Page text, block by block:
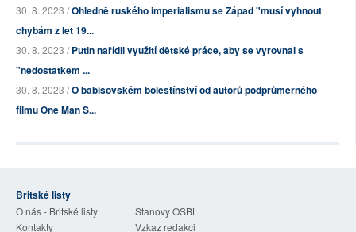
30. 8. 2023 /Ohledně ruského imperialismu se Západ "musí vyhnout
chybám z let 19...
30. 8. 2023 /Putin nařídil využití dětské práce, aby se vyrovnal s
"nedostatkem ...
30. 8. 2023 /O babišovském bolestínství od autorů podprůměrného
filmu One Man S...
Britské listy
O nás - Britské listy
Stanovy OSBL
Kontakty
Vzkaz redakci